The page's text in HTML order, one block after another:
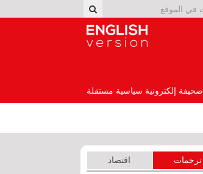
صحيفة إلكترونية سياسية مستقلة
ترجمات اقتصاد